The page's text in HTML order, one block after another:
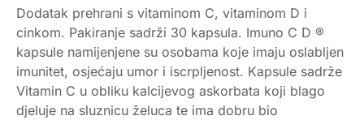
Dodatak prehrani s vitaminom C, vitaminom D i
cinkom. Pakiranje sadrži 30 kapsula. Imuno C D ®
kapsule namijenjene su osobama koje imaju oslabljen
imunitet, osjećaju umor i iscrpljenost. Kapsule sadrže
Vitamin C u obliku kalcijevog askorbata koji blago
djeluje na sluznicu želuca te ima dobru bio